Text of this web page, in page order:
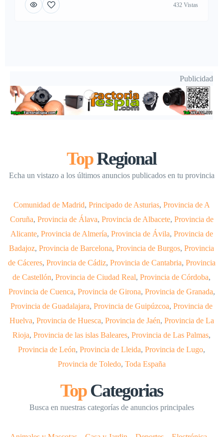
432 Vistas
Publicidad
TopRegional
Echa un vistazo a los últimos anuncios publicados en tu provincia
Comunidad de Madrid, Principado de Asturias, Provincia de A
Coruña, Provincia de Álava, Provincia de Albacete, Provincia de
Alicante, Provincia de Almería, Provincia de Ávila, Provincia de
Badajoz, Provincia de Barcelona, Provincia de Burgos, Provincia
de Cáceres, Provincia de Cádiz, Provincia de Cantabria, Provincia
de Castellón, Provincia de Ciudad Real, Provincia de Córdoba,
Provincia de Cuenca, Provincia de Girona, Provincia de Granada,
Provincia de Guadalajara, Provincia de Guipúzcoa, Provincia de
Huelva, Provincia de Huesca, Provincia de Jaén, Provincia de La
Rioja, Provincia de las islas Baleares, Provincia de Las Palmas,
Provincia de León, Provincia de Lleida, Provincia de Lugo,
Provincia de Toledo, Toda España
TopCategorias
Busca en nuestras categorías de anuncios principales